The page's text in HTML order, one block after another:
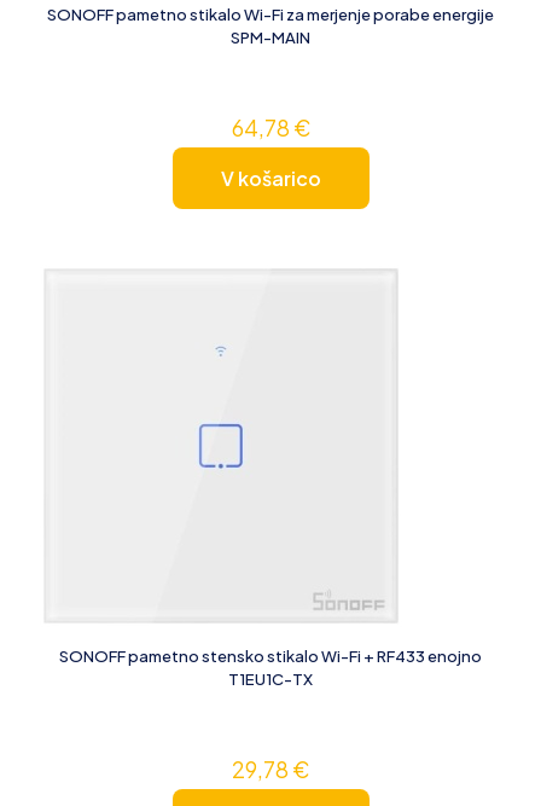
SONOFF pametno stikalo Wi-Fi za merjenje porabe energije
SPM-MAIN
64,78 €
V košarico
SONOFF pametno stensko stikalo Wi-Fi + RF433 enojno
T1EU1C-TX
29,78 €